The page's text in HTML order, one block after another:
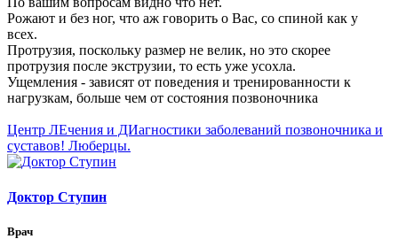
Рожают и без ног, что аж говорить о Вас, со спиной как у
всех.
Протрузия, поскольку размер не велик, но это скорее
протрузия после экструзии, то есть уже усохла.
Ущемления - зависят от поведения и тренированности к
нагрузкам, больше чем от состояния позвоночника
Центр ЛЕчения и ДИагностики заболеваний позвоночника и
суставов! Люберцы.
Доктор Ступин
Врач